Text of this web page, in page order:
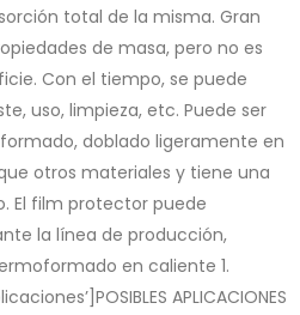
total de la misma. Gran
de masa, pero no es
Con el tiempo, se puede
uso, limpieza, etc. Puede ser
doblado ligeramente en
otros materiales y tiene una
El film protector puede
la línea de producción,
en caliente 1.
APLICACIONES